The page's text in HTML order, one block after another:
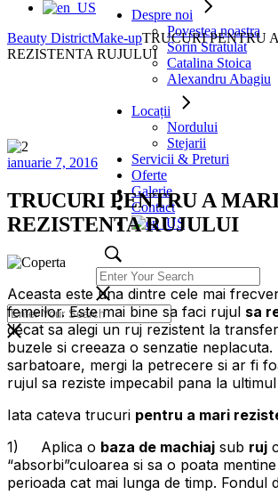
Despre noi
Povestea noastra
Sorin Stratulat
Catalina Stoica
Alexandru Abagiu
Locații
Nordului
Stejarii
Servicii & Preturi
Oferte
Galerie
Contact
Beauty DistrictMake-upTRUCURI PENTRU
REZISTENTA RUJULUI
ianuarie 7, 2016
TRUCURI PENTRU A
REZISTENTA RUJULUI
Aceasta este una dintre cele mai
femeilor. Este mai bine sa faci rujul sa
decat sa alegi un ruj rezistent la
buzele si creeaza o senzatie
sarbatoare, mergi la petrecere si ar fi
rujul sa reziste impecabil pana la ultimul
Iata cateva trucuri pentru a mari
1) Aplica o baza de machiaj sub ruj
“absorbi”culoarea si sa o poata
perioada cat mai lunga de timp. Fondul